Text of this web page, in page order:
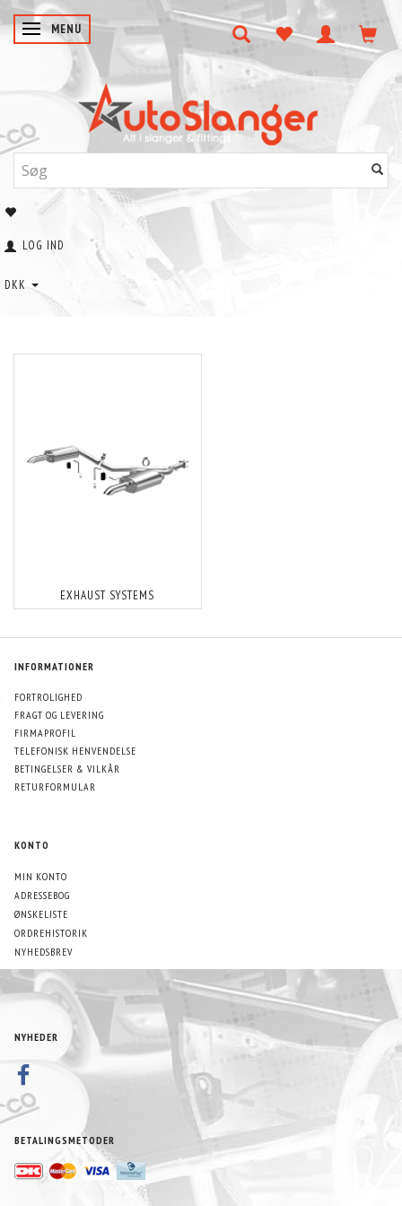
SKIFTE NAVIGATION
MENU
LOG IND
DKK
EXHAUST SYSTEMS
INFORMATIONER
FORTROLIGHED
FRAGT OG LEVERING
FIRMAPROFIL
TELEFONISK HENVENDELSE
BETINGELSER & VILKÅR
RETURFORMULAR
KONTO
MIN KONTO
ADRESSEBOG
ØNSKELISTE
ORDREHISTORIK
NYHEDSBREV
NYHEDER
BETALINGSMETODER